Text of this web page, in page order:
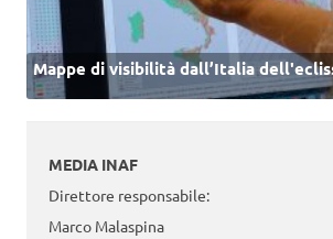
Mappe di visibilità dall’Italia
MEDIA INAF
Direttore responsabile:
Marco Malaspina